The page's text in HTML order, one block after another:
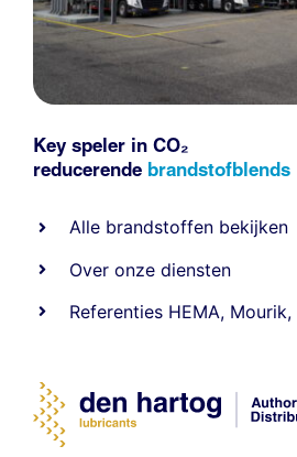
Key speler in CO₂
reducerende brandstofblends
Alle brandstoffen bekijken
Over onze diensten
Referenties HEMA, Mourik,